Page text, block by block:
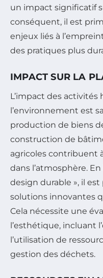
un impact significatif
conséquent, il est
enjeux liés à
des pratiques plus
IMPACT SUR LA
L’impact des activités
l’environnement est
production de biens
construction de
agricoles contribuent
dans l’atmosphère.
design durable », il
solutions innovantes
Cela nécessite une
l’esthétique, incluant
l’utilisation de
gestion des déchets.